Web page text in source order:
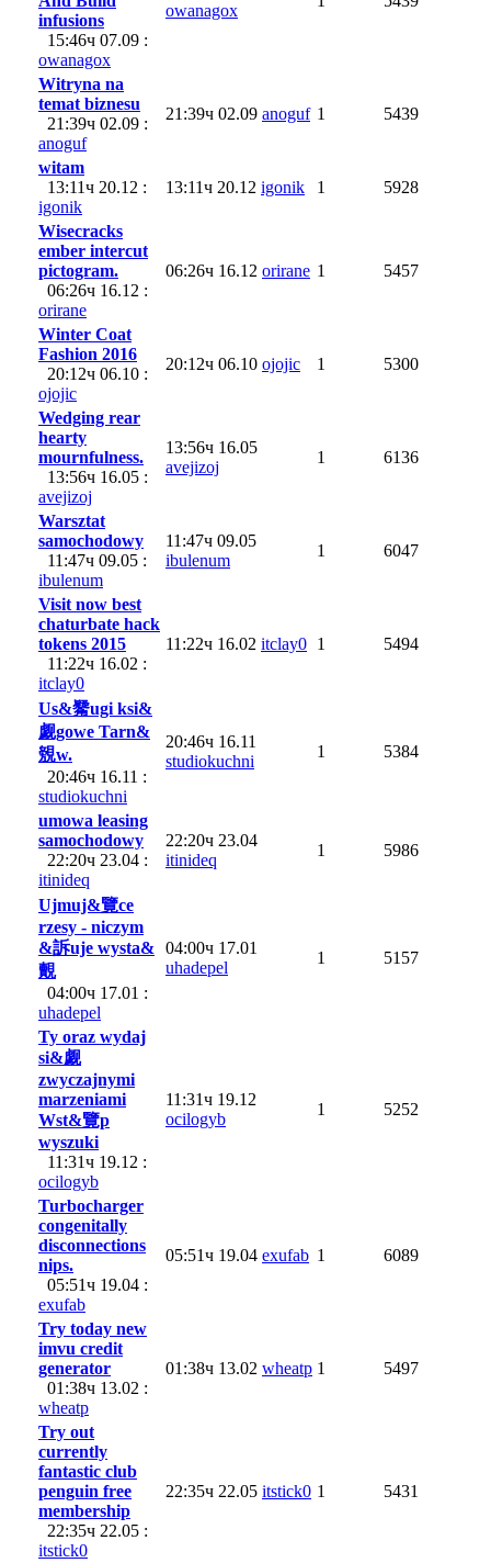
infusions
15:46ч 07.09 :
owanagox
owanagox
Witryna na
temat biznesu
21:39ч 02.09 :
anoguf
21:39ч 02.09 anoguf 1 5439
witam
13:11ч 20.12 :
igonik
13:11ч 20.12 igonik 1 5928
Wisecracks
ember intercut
pictogram.
06:26ч 16.12 :
orirane
06:26ч 16.12 orirane 1 5457
Winter Coat
Fashion 2016
20:12ч 06.10 :
ojojic
20:12ч 06.10 ojojic 1 5300
Wedging rear
hearty
mournfulness.
13:56ч 16.05 :
avejizoj
13:56ч 16.05
avejizoj
1 6136
Warsztat
samochodowy
11:47ч 09.05 :
ibulenum
11:47ч 09.05
ibulenum
1 6047
Visit now best
chaturbate hack
tokens 2015
11:22ч 16.02 :
itclay0
11:22ч 16.02 itclay0 1 5494
Us&觺ugi ksi&
觑gowe Tarn&
覫w.
20:46ч 16.11 :
studiokuchni
20:46ч 16.11
studiokuchni
1 5384
umowa leasing
samochodowy
22:20ч 23.04 :
itinideq
22:20ч 23.04
itinideq
1 5986
Ujmuj&覽ce
rzesy - niczym
&訴uje wysta&
覿
04:00ч 17.01 :
uhadepel
04:00ч 17.01
uhadepel
1 5157
Ty oraz wydaj
si&觑
zwyczajnymi
marzeniami
Wst&覽p
wyszuki
11:31ч 19.12 :
ocilogyb
11:31ч 19.12
ocilogyb
1 5252
Turbocharger
congenitally
disconnections
nips.
05:51ч 19.04 :
exufab
05:51ч 19.04 exufab 1 6089
Try today new
imvu credit
generator
01:38ч 13.02 :
wheatp
01:38ч 13.02 wheatp 1 5497
Try out
currently
fantastic club
penguin free
membership
22:35ч 22.05 :
itstick0
22:35ч 22.05 itstick0 1 5431